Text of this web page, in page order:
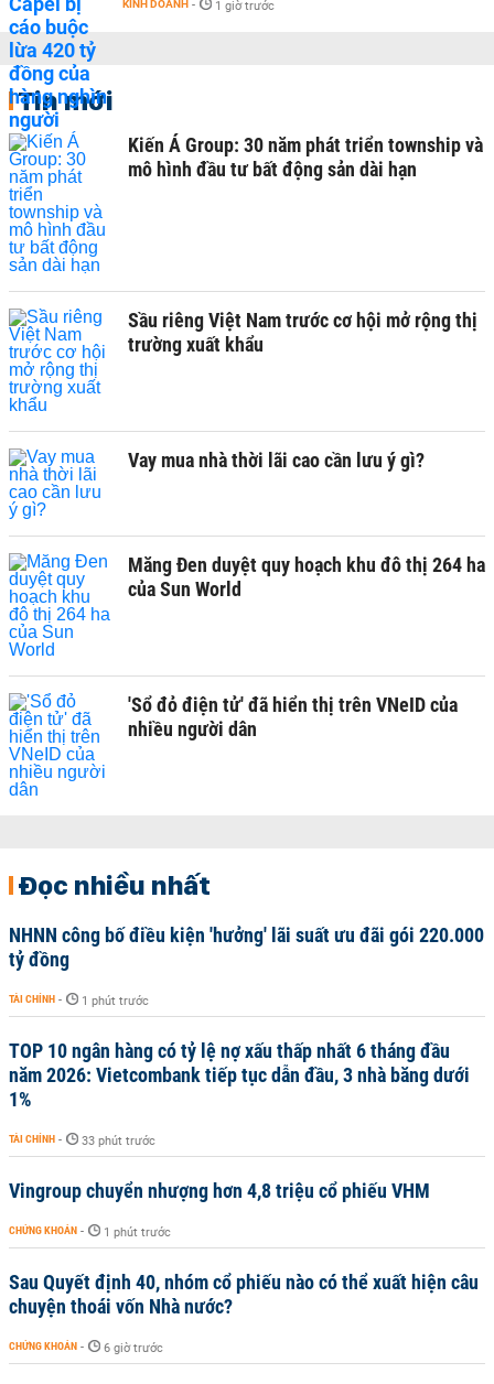
KINH DOANH - 1 giờ trước
Tin mới
Kiến Á Group: 30 năm phát triển township và
mô hình đầu tư bất động sản dài hạn
Sầu riêng Việt Nam trước cơ hội mở rộng thị
trường xuất khẩu
Vay mua nhà thời lãi cao cần lưu ý gì?
Măng Đen duyệt quy hoạch khu đô thị 264 ha
của Sun World
'Sổ đỏ điện tử' đã hiển thị trên VNeID của
nhiều người dân
Đọc nhiều nhất
NHNN công bố điều kiện 'hưởng' lãi suất ưu đãi gói 220.000
tỷ đồng
TÀI CHÍNH - 1 phút trước
TOP 10 ngân hàng có tỷ lệ nợ xấu thấp nhất 6 tháng đầu
năm 2026: Vietcombank tiếp tục dẫn đầu, 3 nhà băng dưới
1%
TÀI CHÍNH - 33 phút trước
Vingroup chuyển nhượng hơn 4,8 triệu cổ phiếu VHM
CHỨNG KHOÁN - 1 phút trước
Sau Quyết định 40, nhóm cổ phiếu nào có thể xuất hiện câu
chuyện thoái vốn Nhà nước?
CHỨNG KHOÁN - 6 giờ trước